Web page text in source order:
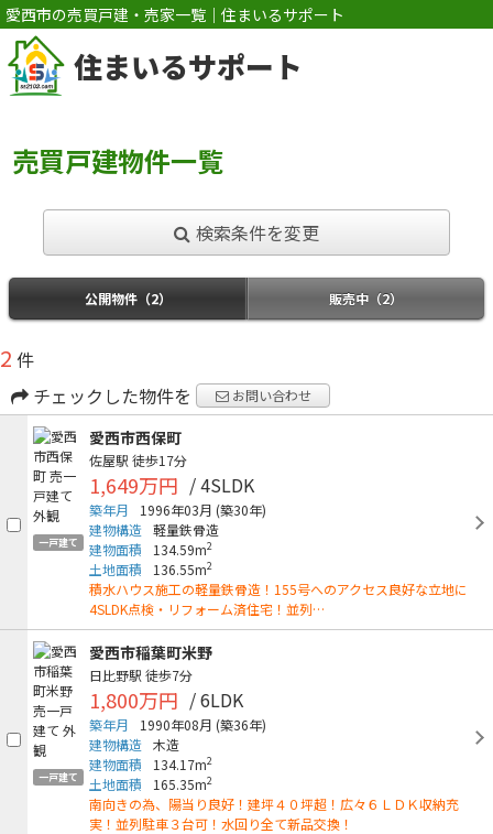
愛西市の売買戸建・売家一覧｜住まいるサポート
住まいるサポート
売買戸建物件一覧
検索条件を変更
公開物件（2） 販売中（2）
2 件
チェックした物件を
お問い合わせ
一戸建て
愛西市西保町
佐屋駅 徒歩17分
1,649万円 / 4SLDK
築年月 1996年03月 (築30年)
建物構造 軽量鉄骨造
建物面積
134.59m2
土地面積 136.55m2
積水ハウス施工の軽量鉄骨造！155号へのアクセス良好な立地に
4SLDK点検・リフォーム済住宅！並列…
一戸建て
愛西市稲葉町米野
日比野駅 徒歩7分
1,800万円 / 6LDK
築年月 1990年08月 (築36年)
建物構造 木造
建物面積
134.17m2
土地面積 165.35m2
南向きの為、陽当り良好！建坪４０坪超！広々６ＬＤＫ収納充
実！並列駐車３台可！水回り全て新品交換！